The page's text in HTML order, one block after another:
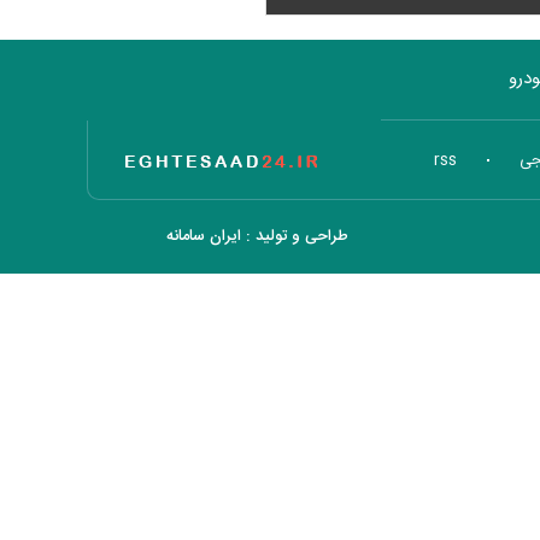
تاریخ اقتصادrss
طراحی و تولید : ایران سامانه